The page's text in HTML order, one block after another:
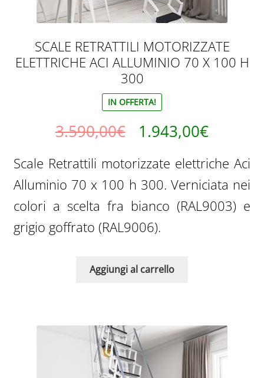
SCALE RETRATTILI MOTORIZZATE
ELETTRICHE ACI ALLUMINIO 70 X 100 H
300
IN OFFERTA!
3.590,00€
prezzo
originale
era:
3.590,00€.
1.943,00€Il
prezzo
attuale
è:
Scale Retrattili motorizzate elettriche Aci
Alluminio 70 x 100 h 300. Verniciata nei
colori a scelta fra bianco (RAL9003) e
grigio goffrato (RAL9006).
Aggiungi al carrello